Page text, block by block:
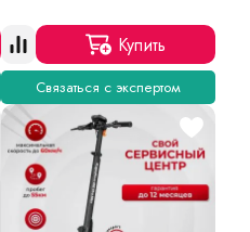
Купить
Связаться с экспертом